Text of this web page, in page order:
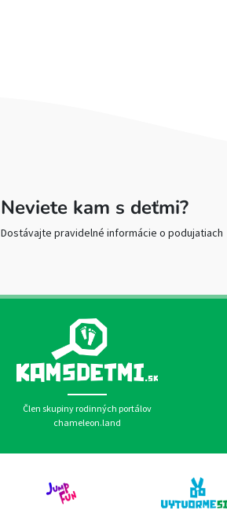
Neviete kam s deťmi?
Dostávajte pravidelné informácie o podujatiach
Člen skupiny rodinných portálov
chameleon.land